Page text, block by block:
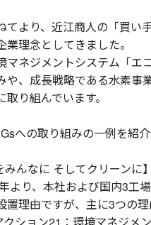
てより、近江商人の「買い
理念としてきました。
マネジメントシステム「エ
や、成長戦略である水素事
り組んでいます。
への取り組みの一例を紹介
みんなに そしてクリーンに】
より、本社および国内3工
置理由ですが、主に3つの理
ション21：環境マネジメ